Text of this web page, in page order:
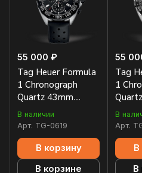
55 000 ₽
Tag Heuer Formula
1 Chronograph
Quartz 43mm
CAZ1010.FT8024
В наличии
Арт. TG-0619
В корзину
В корзине
55
Tag
1
В
Арт.
В
В